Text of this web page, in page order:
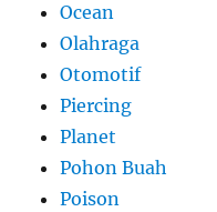
Ocean
Olahraga
Otomotif
Piercing
Planet
Pohon Buah
Poison